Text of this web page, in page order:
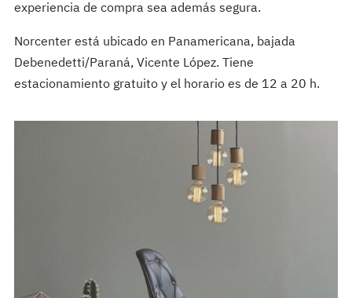
experiencia de compra sea además segura.
Norcenter está ubicado en Panamericana, bajada
Debenedetti/Paraná, Vicente López. Tiene
estacionamiento gratuito y el horario es de 12 a 20 h.